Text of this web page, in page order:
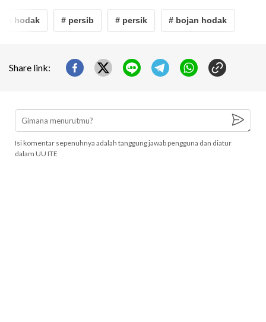
hodak # persib # persik # bojan hodak
Share link:
Isi komentar sepenuhnya adalah tanggung jawab pengguna dan diatur
dalam UU ITE